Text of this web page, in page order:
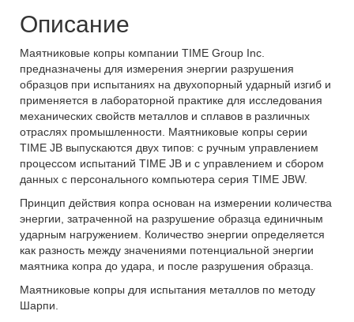
Описание
Маятниковые копры компании TIME Group Inc.
предназначены для измерения энергии разрушения
образцов при испытаниях на двухопорный ударный изгиб и
применяется в лабораторной практике для исследования
механических свойств металлов и сплавов в различных
отраслях промышленности. Маятниковые копры серии
TIME JB выпускаются двух типов: с ручным управлением
процессом испытаний TIME JB и с управлением и сбором
данных с персонального компьютера серия TIME JBW.
Принцип действия копра основан на измерении количества
энергии, затраченной на разрушение образца единичным
ударным нагружением. Количество энергии определяется
как разность между значениями потенциальной энергии
маятника копра до удара, и после разрушения образца.
Маятниковые копры для испытания металлов по методу
Шарпи.